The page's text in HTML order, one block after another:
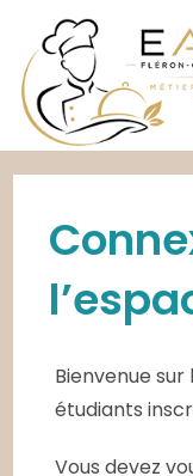
content
Bienvenue
étudiants
Vous devez